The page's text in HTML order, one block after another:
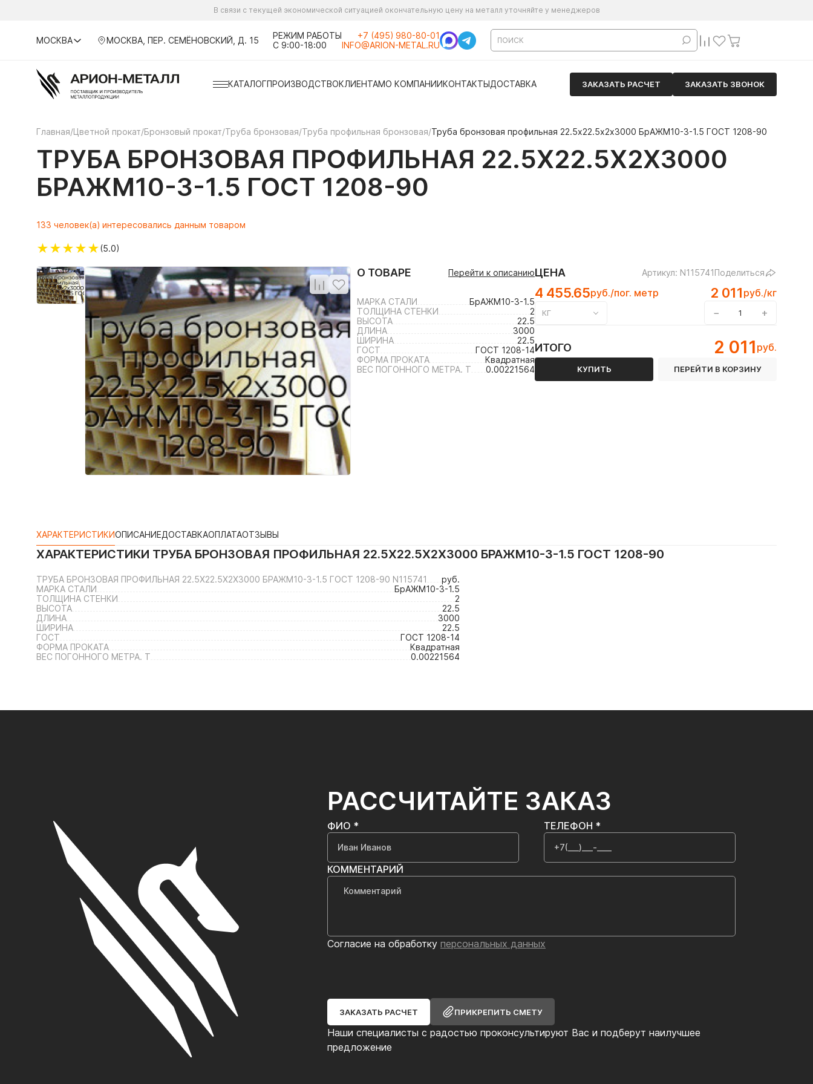
В связи с текущей экономической ситуацией окончательную цену на металл уточняйте у менеджеров
МОСКВА МОСКВА, ПЕР. СЕМЁНОВСКИЙ, Д. 15
РЕЖИМ РАБОТЫ
С 9:00-18:00
+7 (495) 980-80-01
INFO@ARION-METAL.RU
КАТАЛОГПРОИЗВОДСТВОКЛИЕНТАМО КОМПАНИИКОНТАКТЫДОСТАВКА ЗАКАЗАТЬ РАСЧЕТ ЗАКАЗАТЬ ЗВОНОК
Главная/Цветной прокат/Бронзовый прокат/Труба бронзовая/Труба профильная бронзовая/Труба бронзовая профильная 22.5х22.5х2х3000 БрАЖМ10-3-1.5 ГОСТ 1208-90
ТРУБА БРОНЗОВАЯ ПРОФИЛЬНАЯ 22.5Х22.5Х2Х3000
БРАЖМ10-3-1.5 ГОСТ 1208-90
133 человек(а) интересовались данным товаром
★★★★★(5.0)
О ТОВАРЕ Перейти к описанию
МАРКА СТАЛИ
БрАЖМ10-3-1.5
ТОЛЩИНА СТЕНКИ
2
ВЫСОТА
22.5
ДЛИНА
3000
ШИРИНА
22.5
ГОСТ
ГОСТ 1208-14
ФОРМА ПРОКАТА
Квадратная
ВЕС ПОГОННОГО МЕТРА. Т
0.00221564
ЦЕНА Артикул: N115741Поделиться
4 455.65руб./пог. метр 2 011 руб./кг
КГ − +
ИТОГО 2 011 руб.
КУПИТЬ ПЕРЕЙТИ В КОРЗИНУ
ХАРАКТЕРИСТИКИОПИСАНИЕДОСТАВКАОПЛАТАОТЗЫВЫ
ХАРАКТЕРИСТИКИ ТРУБА БРОНЗОВАЯ ПРОФИЛЬНАЯ 22.5Х22.5Х2Х3000 БРАЖМ10-3-1.5 ГОСТ 1208-90
ТРУБА БРОНЗОВАЯ ПРОФИЛЬНАЯ 22.5Х22.5Х2Х3000 БРАЖМ10-3-1.5 ГОСТ 1208-90 N115741
руб.
МАРКА СТАЛИ
БрАЖМ10-3-1.5
ТОЛЩИНА СТЕНКИ
2
ВЫСОТА
22.5
ДЛИНА
3000
ШИРИНА
22.5
ГОСТ
ГОСТ 1208-14
ФОРМА ПРОКАТА
Квадратная
ВЕС ПОГОННОГО МЕТРА. Т
0.00221564
РАССЧИТАЙТЕ ЗАКАЗ
Наши специалисты с радостью проконсультируют Вас и подберут наилучшее
предложение
ФИО * ТЕЛЕФОН *
КОММЕНТАРИЙ
Согласие на обработку персональных данных
ЗАКАЗАТЬ РАСЧЕТ ПРИКРЕПИТЬ СМЕТУ